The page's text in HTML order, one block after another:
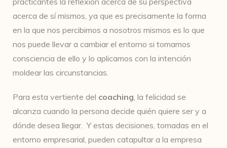
acerca de sí mismos, ya que es precisamente la forma
en la que nos percibimos a nosotros mismos es lo que
nos puede llevar a cambiar el entorno si tomamos
consciencia de ello y lo aplicamos con la intención
moldear las circunstancias.
Para esta vertiente del coaching, la felicidad se
alcanza cuando la persona decide quién quiere ser y a
dónde desea llegar. Y estas decisiones, tomadas en el
entorno empresarial, pueden catapultar a la empresa